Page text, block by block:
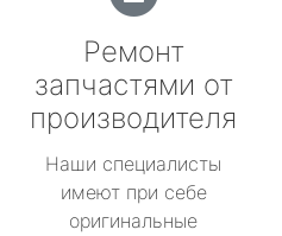
Ремонт
запчастями от
производителя
Наши специалисты
имеют при себе
оригинальные